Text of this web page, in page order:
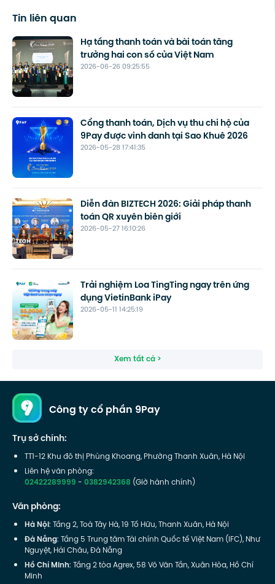
Tin liên quan
2026-06-26 09:25:55
Hạ tầng thanh toán và bài toán tăng
trưởng hai con số của Việt Nam
2026-05-28 17:41:35
Cổng thanh toán, Dịch vụ thu chi hộ của
9Pay được vinh danh tại Sao Khuê 2026
2026-05-27 16:10:26
Diễn đàn BIZTECH 2026: Giải pháp thanh
toán QR xuyên biên giới
2026-05-11 14:25:19
Trải nghiệm Loa TingTing ngay trên ứng
dụng VietinBank iPay
Xem tất cả >
Công ty cổ phần 9Pay
Trụ sở chính:
TT1-12 Khu đô thị Phùng Khoang, Phường Thanh Xuân, Hà Nội
Liên hệ văn phòng:
02422289999-0382942368 (Giờ hành chính)
Văn phòng:
Hà Nội: Tầng 2, Toà Tây Hà, 19 Tố Hữu, Thanh Xuân, Hà Nội
Đà Nẵng: Tầng 5 Trung tâm Tài chính Quốc tế Việt Nam (IFC), Như
Nguyệt, Hải Châu, Đà Nẵng
Hồ Chí Minh: Tầng 2 tòa Agrex, 58 Võ Văn Tần, Xuân Hòa, Hồ Chí
Minh